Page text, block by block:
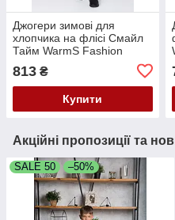
Джогери зимові для
хлопчика на флісі Смайл
Тайм WarmS Fashion
Relax fit SmileTime чорні
813 ₴
Купити
Акційні пропозиції та
SALE 50 –50%